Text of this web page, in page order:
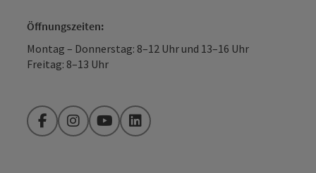
Öffnungszeiten:
Montag – Donnerstag: 8–12 Uhr und 13–16 Uhr
Freitag: 8–13 Uhr
FacebookInstagramYouTubeLinkedIn